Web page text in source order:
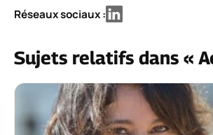
Réseaux sociaux :
Sujets relatifs dans «